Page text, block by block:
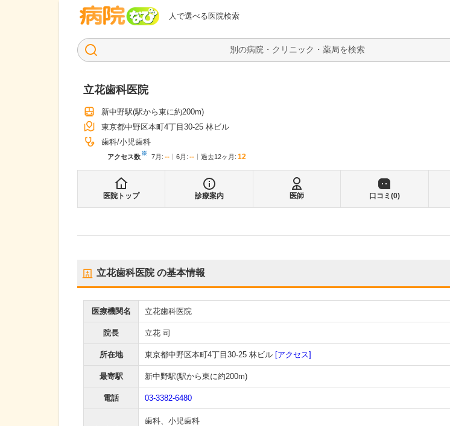
人で選べる医院検索
病院なび
検索
立花歯科医院
新中野駅(駅から東に約200m)
東京都中野区本町4丁目30-25 林ビル
歯科 小児歯科
アクセス数※ 7月 : -- 6月 : -- 過去12ヶ月: 12
医院トップ 診療案内 医師 口コミ(0)
立花歯科医院の基本情報
医療機関名 立花歯科医院
院長 立花 司
所在地 東京都中野区本町4丁目30-25 林ビル [アクセス]
最寄駅 新中野駅(駅から東に約200m)
電話 03-3382-6480
歯科、 小児歯科